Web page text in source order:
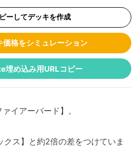
ーしてデッキを作成
価格をシミュレーション
埋め込み用URLコピー
イアーバード】。
ス】と約2倍の差をつけていま